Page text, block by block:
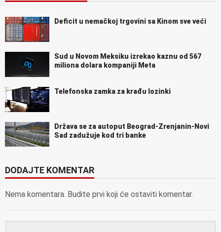
Deficit u nemačkoj trgovini sa Kinom sve veći
Sud u Novom Meksiku izrekao kaznu od 567
miliona dolara kompaniji Meta
Telefonska zamka za krađu lozinki
Država se za autoput Beograd-Zrenjanin-Novi
Sad zadužuje kod tri banke
DODAJTE KOMENTAR
Nema komentara. Budite prvi koji će ostaviti komentar.